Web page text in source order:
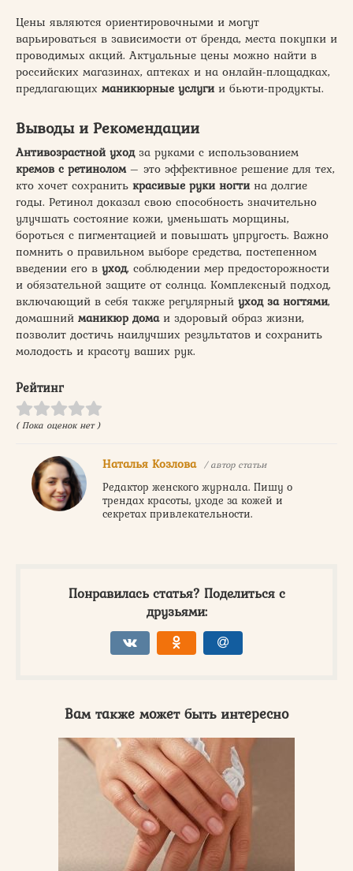
Цены являются ориентировочными и могут
варьироваться в зависимости от бренда, места покупки и
проводимых акций. Актуальные цены можно найти в
российских магазинах, аптеках и на онлайн-площадках,
предлагающих маникюрные услугии бьюти-продукты.
Выводы и Рекомендации
Антивозрастной уходза руками с использованием
кремов с ретинолом– это эффективное решение для тех,
кто хочет сохранить красивые руки ногтина долгие
годы. Ретинол доказал свою способность значительно
улучшать состояние кожи, уменьшать морщины,
бороться с пигментацией и повышать упругость. Важно
помнить о правильном выборе средства, постепенном
введении его в уход, соблюдении мер предосторожности
и обязательной защите от солнца. Комплексный подход,
включающий в себя также регулярный уход за ногтями,
домашний маникюр домаи здоровый образ жизни,
позволит достичь наилучших результатов и сохранить
молодость и красоту ваших рук.
Рейтинг
( Пока оценок нет )
Наталья Козлова / автор статьи
Редактор женского журнала. Пишу о
трендах красоты, уходе за кожей и
секретах привлекательности.
Понравилась статья? Поделиться с
друзьями:
Вам также может быть интересно